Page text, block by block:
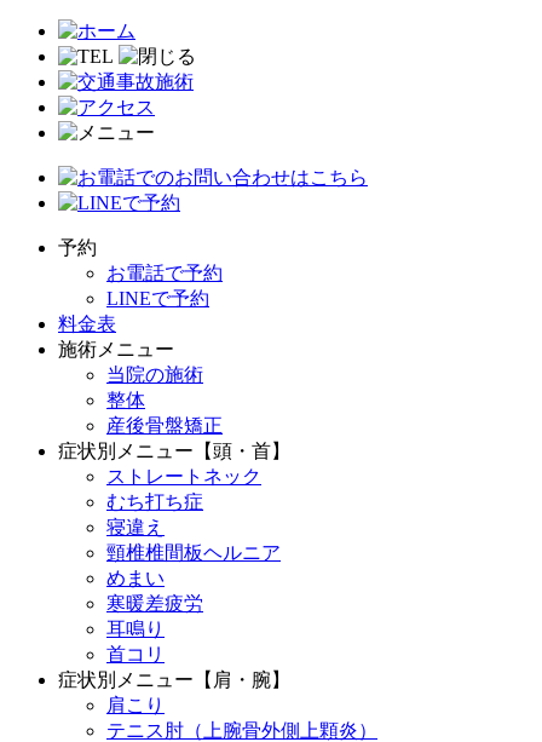
予約
お電話で予約
LINEで予約
料金表
施術メニュー
当院の施術
整体
産後骨盤矯正
症状別メニュー【頭・首】
ストレートネック
むち打ち症
寝違え
頸椎椎間板ヘルニア
めまい
寒暖差疲労
耳鳴り
首コリ
症状別メニュー【肩・腕】
肩こり
テニス肘（上腕骨外側上顆炎）